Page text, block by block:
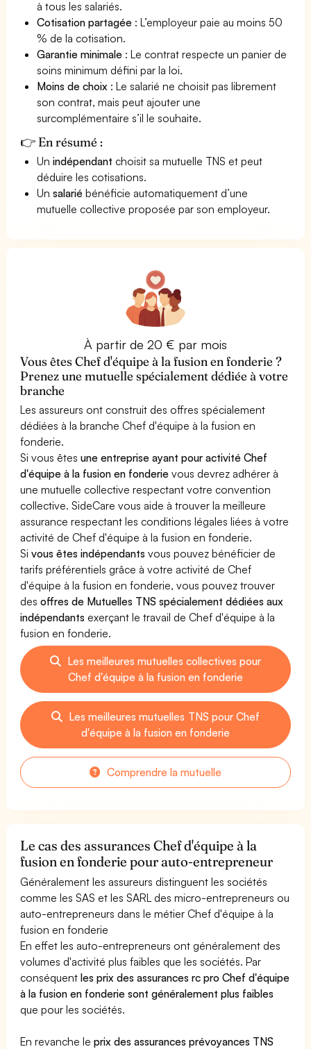
à tous les salariés.
Cotisation partagée : L’employeur paie au moins 50
% de la cotisation.
Garantie minimale : Le contrat respecte un panier de
soins minimum défini par la loi.
Moins de choix : Le salarié ne choisit pas librement
son contrat, mais peut ajouter une
surcomplémentaire s’il le souhaite.
👉 En résumé :
Unindépendant choisit sa mutuelle TNS et peut
déduire les cotisations.
Unsalarié bénéficie automatiquement d’une
mutuelle collective proposée par son employeur.
À partir de 20 € par mois
Vous êtes Chef d'équipe à la fusion en fonderie ?
Prenez une mutuelle spécialement dédiée à votre
branche
Les assureurs ont construit des offres spécialement
dédiées à la branche Chef d'équipe à la fusion en
fonderie.
Si vous êtesune entreprise ayant pour activité Chef
d'équipe à la fusion en fonderie vous devrez adhérer à
une mutuelle collective respectant votre convention
collective. SideCare vous aide à trouver la meilleure
assurance respectant les conditions légales liées à votre
activité de Chef d'équipe à la fusion en fonderie.
Sivous êtes indépendants vous pouvez bénéficier de
tarifs préférentiels grâce à votre activité de Chef
d'équipe à la fusion en fonderie, vous pouvez trouver
desoffres de Mutuelles TNS spécialement dédiées aux
indépendants exerçant le travail de Chef d'équipe à la
fusion en fonderie.
Les meilleures mutuelles collectives pour
Chef d'équipe à la fusion en fonderie
Les meilleures mutuelles TNS pour Chef
d'équipe à la fusion en fonderie
Comprendre la mutuelle
Le cas des assurances Chef d'équipe à la
fusion en fonderie pour auto-entrepreneur
Généralement les assureurs distinguent les sociétés
comme les SAS et les SARL des micro-entrepreneurs ou
auto-entrepreneurs dans le métier Chef d'équipe à la
fusion en fonderie
En effet les auto-entrepreneurs ont généralement des
volumes d'activité plus faibles que les sociétés. Par
conséquentles prix des assurances rc pro Chef d'équipe
à la fusion en fonderie sont généralement plus faibles
que pour les sociétés.
En revanche leprix des assurances prévoyances TNS